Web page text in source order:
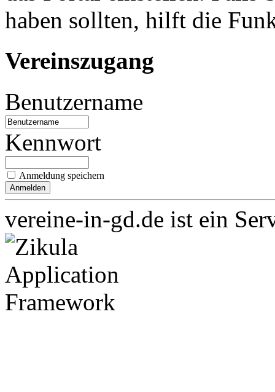
haben sollten, hilft die
Vereinszugang
Benutzername
Kennwort
Anmeldung speichern
vereine-in-gd.de ist ein